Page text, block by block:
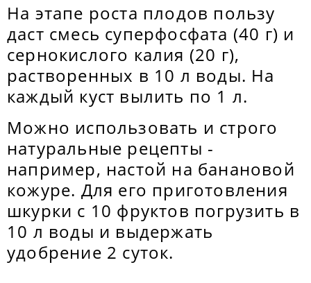
На этапе роста плодов пользу
даст смесь суперфосфата (40 г) и
сернокислого калия (20 г),
растворенных в 10 л воды. На
каждый куст вылить по 1 л.
Можно использовать и строго
натуральные рецепты -
например, настой на банановой
кожуре. Для его приготовления
шкурки с 10 фруктов погрузить в
10 л воды и выдержать
удобрение 2 суток.